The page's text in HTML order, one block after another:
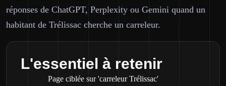
réponses de ChatGPT, Perplexity ou Gemini quand un
habitant de Trélissac cherche un carreleur.
L'essentiel à retenir
Page ciblée sur 'carreleur Trélissac'